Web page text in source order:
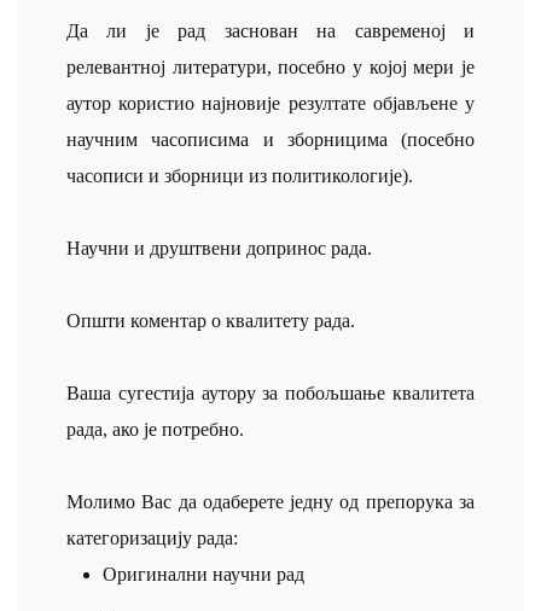
Да ли је рад заснован на савременој и
релевантној литератури, посебно у којој мери је
аутор користио најновије резултате објављене у
научним часописима и зборницима (посебно
часописи и зборници из политикологије).
Научни и друштвени допринос рада.
Општи коментар о квалитету рада.
Ваша сугестија аутору за побољшање квалитета
рада, ако је потребно.
Молимо Вас да одаберете једну од препорука за
категоризацију рада:
Оригинални научни рад